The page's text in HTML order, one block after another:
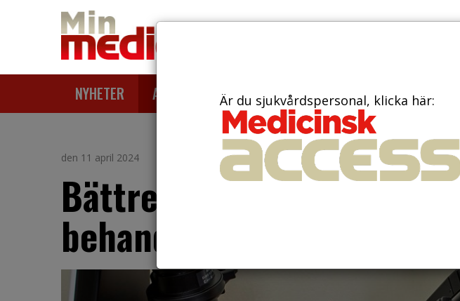
NYHETER ARTIKLAR AKTUELLT TIDNINGAR KONTAKT
den 11 april 2024
Bättre diagnosticering och
behandling av hjärntumörer
Är du sjukvårdspersonal, klicka här: